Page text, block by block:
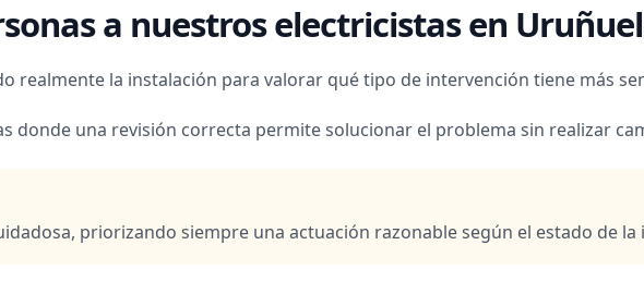
a nuestros electricistas en
realmente la instalación para valorar qué tipo de intervención tiene más
donde una revisión correcta permite solucionar el problema sin realizar
priorizando siempre una actuación razonable según el estado de la